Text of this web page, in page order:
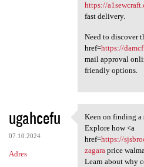
https://
fast delivery.
Need to discover
href=https://
mail approval
friendly options.
ugahcefu
07.10.2024
Adres
Keen on
Keen on finding a
Explore how <a
href=https://
zagara price
Learn about why